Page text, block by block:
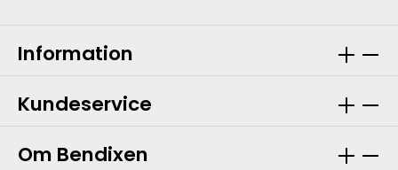
Information
Kundeservice
Om Bendixen